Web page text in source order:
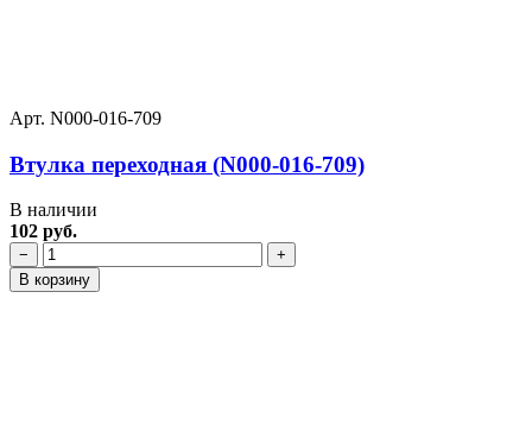
Арт. N000-016-709
Втулка переходная (N000-016-709)
В наличии
102 руб.
−
+
В корзину